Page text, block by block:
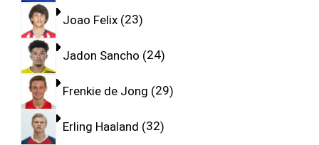
Joao Felix 23
Jadon Sancho 24
Frenkie de Jong 29
Erling Haaland 32